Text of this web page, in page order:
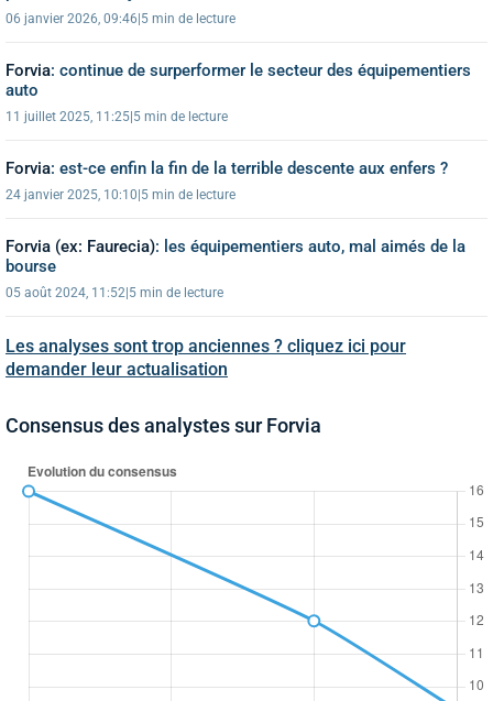
06 janvier 2026, 09:46 5 min de lecture
Forvia: continue de surperformer le secteur des équipementiers
auto
11 juillet 2025, 11:25 5 min de lecture
Forvia: est-ce enfin la fin de la terrible descente aux enfers ?
24 janvier 2025, 10:10 5 min de lecture
Forvia (ex: Faurecia): les équipementiers auto, mal aimés de la
bourse
05 août 2024, 11:52 5 min de lecture
Les analyses sont trop anciennes ? cliquez ici pour
demander leur actualisation
Consensus des analystes sur Forvia